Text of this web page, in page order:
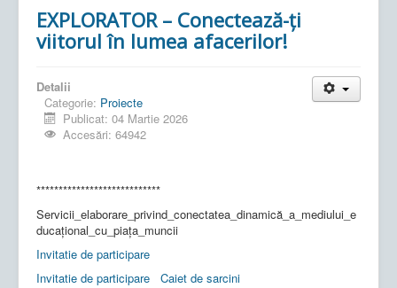
EXPLORATOR – Conectează-ți
viitorul în lumea afacerilor!
Detalii
Categorie: Proiecte
Publicat: 04 Martie 2026
Accesări: 64942
****************************
Servicii_elaborare_privind_conectatea_dinamică_a_mediului_e
ducațional_cu_piața_muncii
Invitatie de participare
Invitatie de participare
Caiet de sarcini